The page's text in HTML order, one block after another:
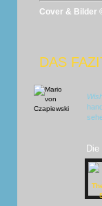
Cover & Bilder
DAS